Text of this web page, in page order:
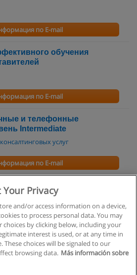
по E-mail
обучения
по E-mail
и телефонные
Intermediate
услуг
по E-mail
услуг
по E-mail
Privacy
and/or access information on a device,
to process personal data. You may
choices by clicking below, including your
interest is used, or at any time in
These choices will be signaled to our
browsing data. Más información sobre